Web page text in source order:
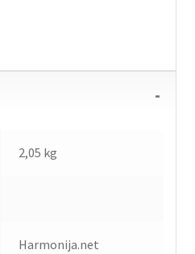
2,05 kg
Harmonija.net